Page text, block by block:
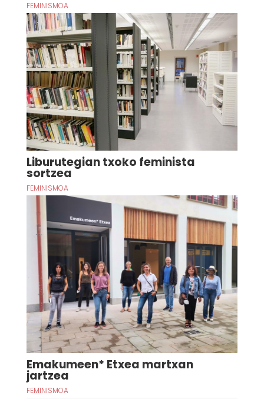
FEMINISMOA
Liburutegian txoko feminista
sortzea
FEMINISMOA
Emakumeen* Etxea martxan
jartzea
FEMINISMOA